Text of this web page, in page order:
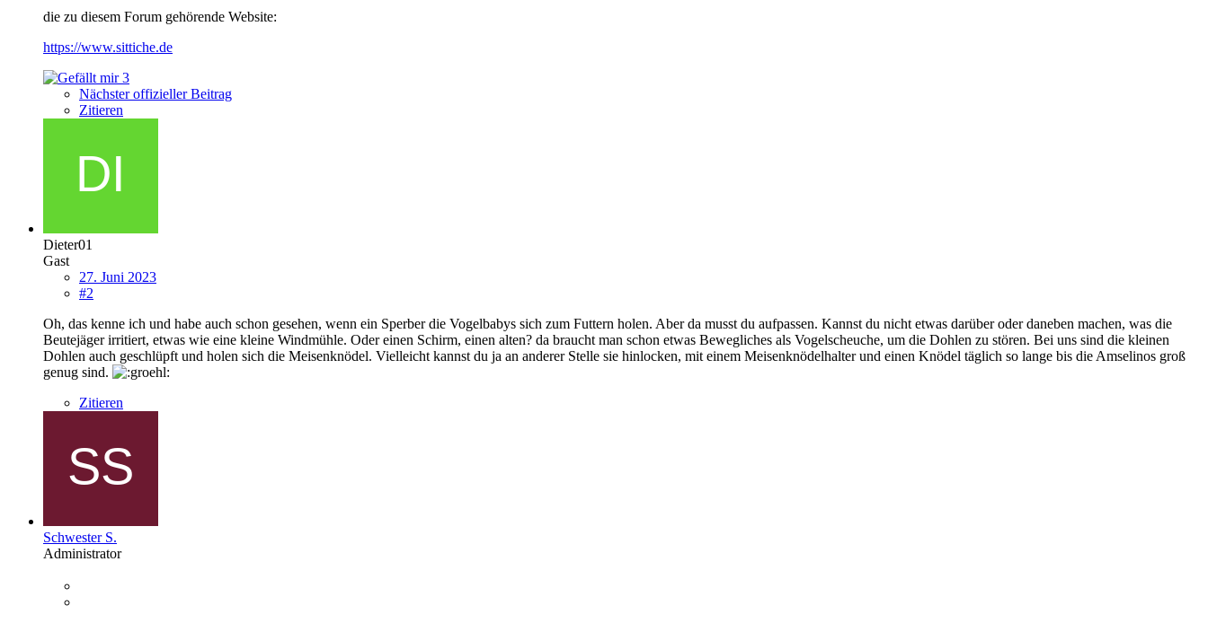
die zu diesem Forum gehörende Website:
https://www.sittiche.de
3
Nächster offizieller Beitrag
Zitieren
Dieter01
Gast
27. Juni 2023
#2
Oh, das kenne ich und habe auch schon gesehen, wenn ein Sperber die Vogelbabys sich zum Futtern holen. Aber da musst du aufpassen. Kannst du nicht etwas darüber oder daneben machen, was die
Beutejäger irritiert, etwas wie eine kleine Windmühle. Oder einen Schirm, einen alten? da braucht man schon etwas Bewegliches als Vogelscheuche, um die Dohlen zu stören. Bei uns sind die kleinen
Dohlen auch geschlüpft und holen sich die Meisenknödel. Vielleicht kannst du ja an anderer Stelle sie hinlocken, mit einem Meisenknödelhalter und einen Knödel täglich so lange bis die Amselinos groß
genug sind.
Zitieren
Schwester S.
Administrator